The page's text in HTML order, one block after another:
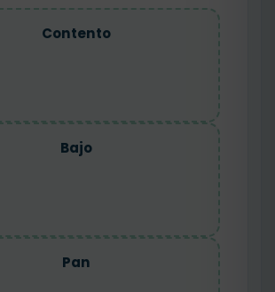
Contento
Bajo
Pan